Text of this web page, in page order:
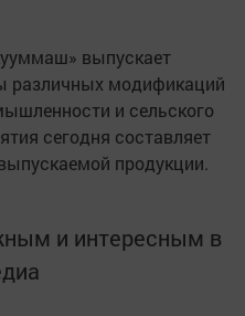
выпускает
различных модификаций
и сельского
сегодня составляет
продукции.
и интересным в